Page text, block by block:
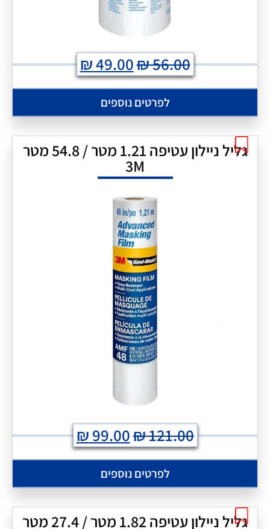
₪56.00
₪49.00
לפרטים נוספים
גליל ניילון עטיפה 1.21 מטר / 54.8 מטר
3M
₪121.00
₪99.00
לפרטים נוספים
גליל ניילון עטיפה 1.82 מטר / 27.4 מטר